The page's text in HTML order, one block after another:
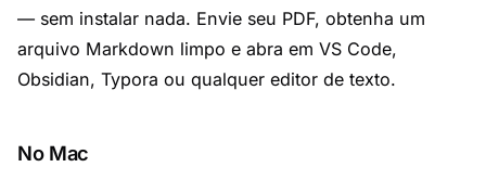
— sem instalar nada. Envie seu PDF, obtenha um
arquivo Markdown limpo e abra em VS Code,
Obsidian, Typora ou qualquer editor de texto.
No Mac